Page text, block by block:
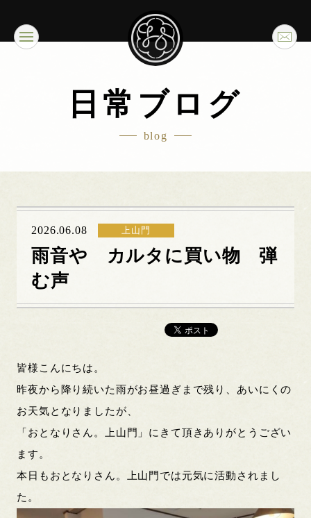
日常ブログ
blog
2026.06.08 上山門
雨音や カルタに買い物 弾
む声
皆様こんにちは。
昨夜から降り続いた雨がお昼過ぎまで残り、あいにくの
お天気となりましたが、
「おとなりさん。上山門」にきて頂きありがとうござい
ます。
本日もおとなりさん。上山門では元気に活動されまし
た。